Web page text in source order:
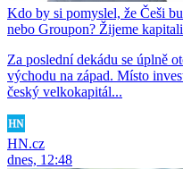
Kdo by si pomyslel, že Češi
nebo Groupon? Žijeme
Za poslední dekádu se úplně
východu na západ. Místo
český velkokapitál...
HN.cz
dnes, 12:48